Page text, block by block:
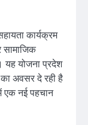
कार्यक्रम
सामाजिक
योजना प्रदेश
अवसर दे रही है
एक नई पहचान